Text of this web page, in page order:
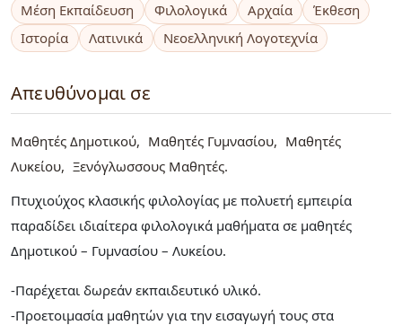
Μέση Εκπαίδευση Φιλολογικά Αρχαία
Έκθεση
Ιστορία
Λατινικά Νεοελληνική Λογοτεχνία
Απευθύνομαι σε
Μαθητές Δημοτικού Μαθητές Γυμνασίου
Μαθητές
Λυκείου
Ξενόγλωσσους Μαθητές
Πτυχιούχος κλασικής φιλολογίας με πολυετή εμπειρία
παραδίδει ιδιαίτερα φιλολογικά μαθήματα σε μαθητές
Δημοτικού – Γυμνασίου – Λυκείου.
-Παρέχεται δωρεάν εκπαιδευτικό υλικό.
-Προετοιμασία μαθητών για την εισαγωγή τους στα